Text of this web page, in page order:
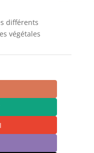
différents
végétales